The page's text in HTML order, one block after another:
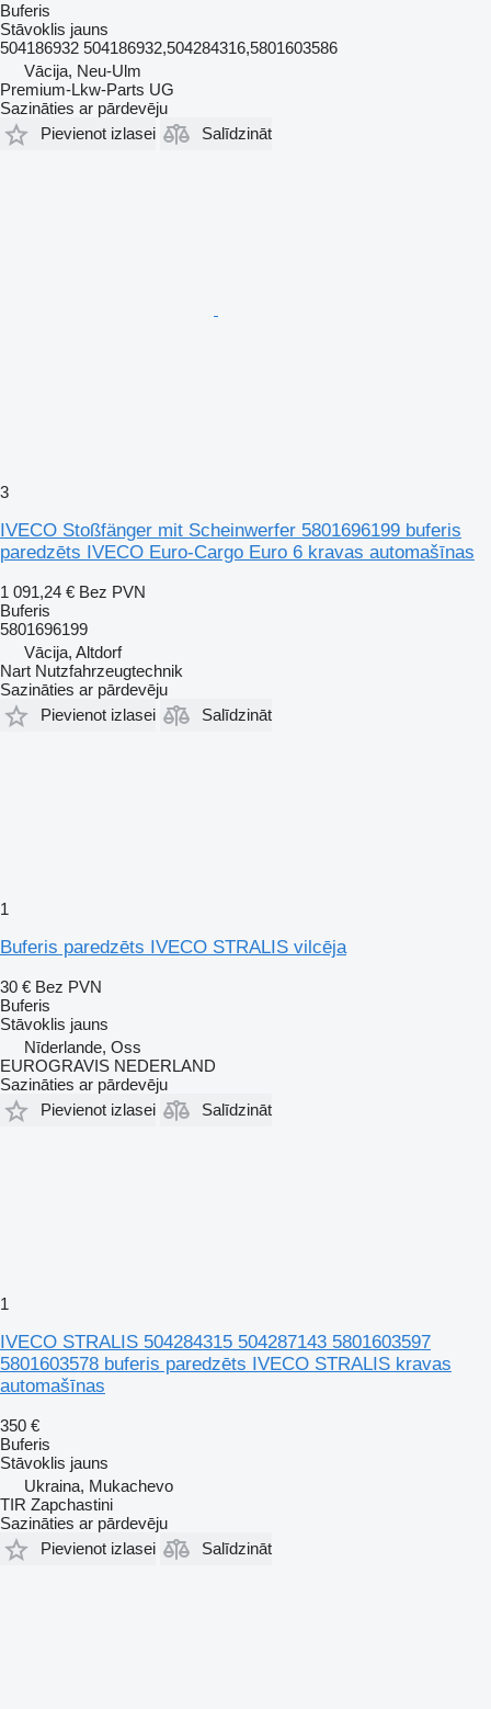
Buferis
Stāvoklis jauns
504186932 504186932,504284316,5801603586
Vācija, Neu-Ulm
Premium-Lkw-Parts UG
Sazināties ar pārdevēju
Pievienot izlasei
Salīdzināt
3
IVECO Stoßfänger mit Scheinwerfer 5801696199 buferis
paredzēts IVECO Euro-Cargo Euro 6 kravas automašīnas
1 091,24 € Bez PVN
Buferis
5801696199
Vācija, Altdorf
Nart Nutzfahrzeugtechnik
Sazināties ar pārdevēju
Pievienot izlasei
Salīdzināt
1
Buferis paredzēts IVECO STRALIS vilcēja
30 € Bez PVN
Buferis
Stāvoklis jauns
Nīderlande, Oss
EUROGRAVIS NEDERLAND
Sazināties ar pārdevēju
Pievienot izlasei
Salīdzināt
1
IVECO STRALIS 504284315 504287143 5801603597
5801603578 buferis paredzēts IVECO STRALIS kravas
automašīnas
350 €
Buferis
Stāvoklis jauns
Ukraina, Mukachevo
TIR Zapchastini
Sazināties ar pārdevēju
Pievienot izlasei
Salīdzināt